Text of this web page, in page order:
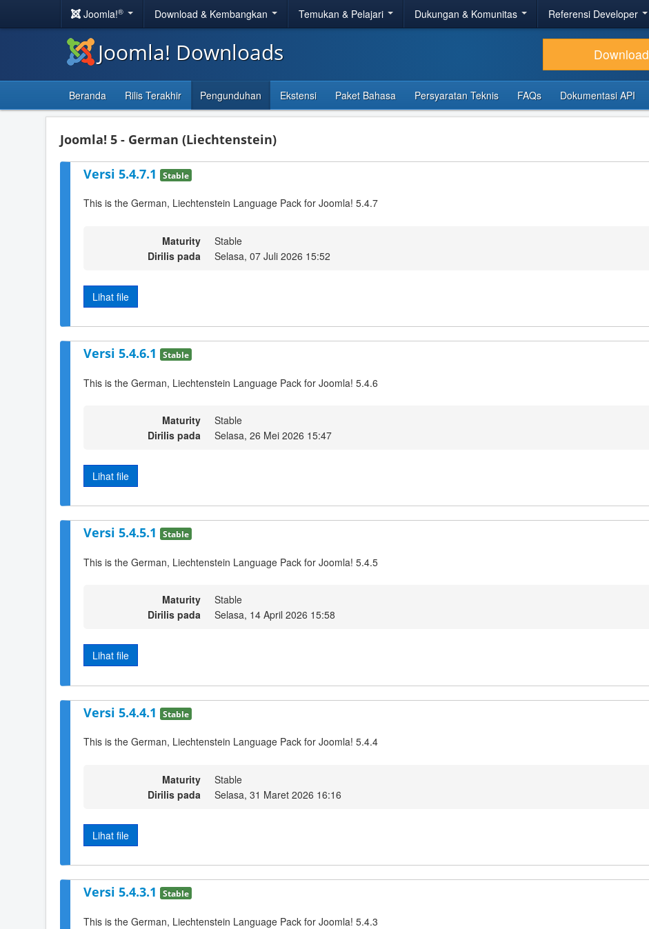
Joomla!® Download & Kembangkan Temukan & Pelajari Dukungan & Komunitas Referensi Developer
Joomla! Downloads Download
Beranda Rilis Terakhir Pengunduhan Ekstensi Paket Bahasa Persyaratan Teknis FAQs Dokumentasi API
Joomla! 5 - German (Liechtenstein)
Versi 5.4.7.1 Stable
This is the German, Liechtenstein Language Pack for Joomla! 5.4.7
Maturity
Stable
Dirilis pada
Selasa, 07 Juli 2026 15:52
Lihat file
Versi 5.4.6.1 Stable
This is the German, Liechtenstein Language Pack for Joomla! 5.4.6
Maturity
Stable
Dirilis pada
Selasa, 26 Mei 2026 15:47
Lihat file
Versi 5.4.5.1 Stable
This is the German, Liechtenstein Language Pack for Joomla! 5.4.5
Maturity
Stable
Dirilis pada
Selasa, 14 April 2026 15:58
Lihat file
Versi 5.4.4.1 Stable
This is the German, Liechtenstein Language Pack for Joomla! 5.4.4
Maturity
Stable
Dirilis pada
Selasa, 31 Maret 2026 16:16
Lihat file
Versi 5.4.3.1 Stable
This is the German, Liechtenstein Language Pack for Joomla! 5.4.3